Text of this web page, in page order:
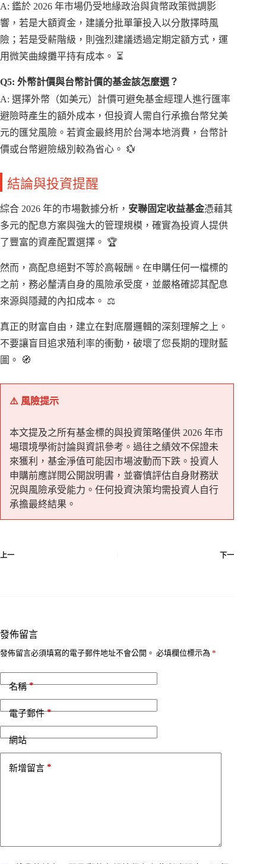
A: 鑑於 2026 年市場仍受地緣政治與貨幣政策微調影
響，若是大額資金，建議分批單筆投入以分散擇時風
險；若是受薪階級，則強烈建議透過定期定額方式，運
用微笑曲線攤平持有成本。 ⏳
Q5: 外幣計價與台幣計價的基金該怎麼選？
A: 選擇外幣（如美元）計價可避免基金經理人進行匯率
避險時產生的額外成本，但投資人需自行承擔台幣兌美
元的匯兌風險。若資金最終用於台灣本地消費，台幣計
價或台幣避險級別較為省心。 💱
結論與投資提醒
綜合 2026 年的市場數據分析， 安聯固定收益基金憑藉其
多元的配息方案與強大的管理規模，確實為投資人提供
了豐富的資產配置選擇。 🏆
然而，高配息絕對不等於高報酬。在申購任何一檔標的
之前，務必釐清自身的風險承受度，並嚴格確認其配息
來源與隱藏的內扣成本。 ⚖️
真正的財富自由，建立在對底層邏輯的深刻理解之上。
不要讓盲目追求殖利率的衝動，破壞了您長期的理財藍
圖。 🧭
⚠️ 風險提示
本文提及之所有基金標的與投資策略僅供 2026 年市
場環境學術討論與資訊參考。過往之績效不保證未
來獲利，基金淨值可能因市場波動而下跌。投資人
申購前應詳閱公開說明書，並審慎評估自身財務狀
況與風險承受能力。任何投資決策均需投資人自行
承擔最終結果。
上一 下一
發佈留言
發佈留言必須填寫的電子郵件地址不會公開。 必填欄位標示為 *
名稱*
電子郵件*
網站
新增留言 *